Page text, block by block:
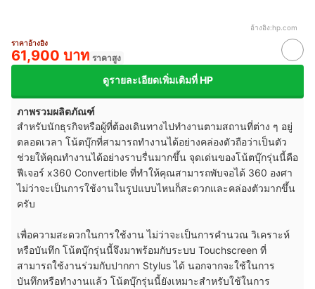
อ้างอิง:hp.com
ราคาอ้างอิง
61,900 บาท ราคาสูง
ดูรายละเอียดเพิ่มเติมที่ HP
ภาพรวมผลิตภัณฑ์
สำหรับนักธุรกิจหรือผู้ที่ต้องเดินทางไปทำงานตามสถานที่ต่าง ๆ อยู่
ตลอดเวลา โน้ตบุ๊กที่สามารถทำงานได้อย่างคล่องตัวถือว่าเป็นตัว
ช่วยให้คุณทำงานได้อย่างราบรื่นมากขึ้น จุดเด่นของโน้ตบุ๊กรุ่นนี้คือ
ฟีเจอร์ x360 Convertible ที่ทำให้คุณสามารถพับจอได้ 360 องศา
ไม่ว่าจะเป็นการใช้งานในรูปแบบไหนก็สะดวกและคล่องตัวมากขึ้น
ครับ
เพื่อความสะดวกในการใช้งาน ไม่ว่าจะเป็นการคำนวณ วิเคราะห์
หรือบันทึก โน้ตบุ๊กรุ่นนี้จึงมาพร้อมกับระบบ Touchscreen ที่
สามารถใช้งานร่วมกับปากกา Stylus ได้ นอกจากจะใช้ในการ
บันทึกหรือทำงานแล้ว โน้ตบุ๊กรุ่นนี้ยังเหมาะสำหรับใช้ในการ